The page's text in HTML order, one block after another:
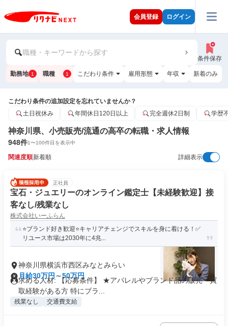
会員登録 ログイン
職種・キーワードから探す
条件保存
勤務地 1 職種 1 こだわり条件 雇用形態 年収 新着のみ
こだわり条件の追加設定を忘れていませんか？
土日祝休み
年間休日120日以上 完全週休2日制 学歴
神奈川県、小売販売/流通の高卒の転職・求人情報
948件1〜100件目を表示中
関連度順新着順 詳細表示
正社員
宝石・ジュエリーのオンライン鑑定士【未経験歓迎】接
客なし/残業なし
株式会社いーふらん
⭐ブランド好き歓迎⭐キャリアチェンジでスキルを身に着ける！✅
リユース市場は2030年に4兆...
神奈川県横浜市西区みなとみらい
月給30万円～50万円
求める人材: 【応募条件】 ★アパレルやブランド品の販売・買
取経験がある方 特にブラ...
残業なし 交通費支給